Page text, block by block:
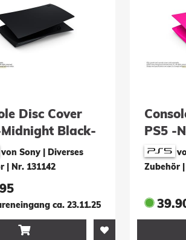
Disc Cover
Black-
von Sony | Diverses
| Nr. 131142
ca. 23.11.25

PS5 -
Zubehör |